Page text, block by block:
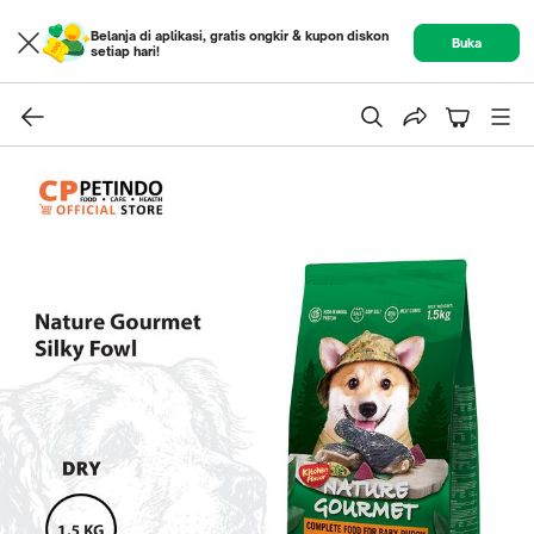
Belanja di aplikasi, gratis ongkir & kupon diskon
setiap hari!
Buka